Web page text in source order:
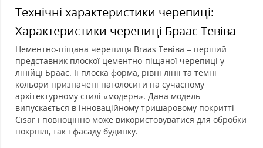
Технічні характеристики черепиці:
Характеристики черепиці Браас Тевіва
Цементно-піщана черепиця Braas Тевіва – перший
представник плоскої цементно-піщаної черепиці у
лінійці Браас. Її плоска форма, рівні лінії та темні
кольори призначені наголосити на сучасному
архітектурному стилі «модерн». Дана модель
випускається в інноваційному тришаровому покритті
Cisar і повноцінно може використовуватися для обробки
покрівлі, так і фасаду будинку.